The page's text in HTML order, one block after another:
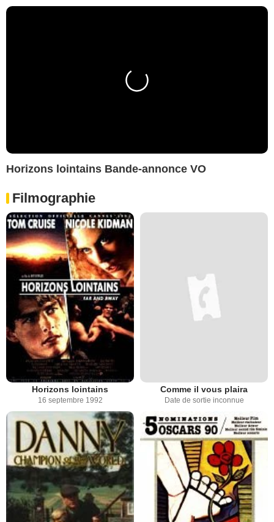
Horizons lointains Bande-annonce VO
Filmographie
Horizons lointains
16 septembre 1992
Comme il vous plaira
Date de sortie inconnue